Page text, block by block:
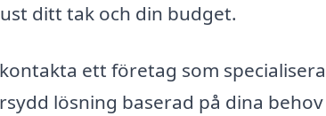
ditt tak och din budget.
ett företag som
lösning baserad på dina